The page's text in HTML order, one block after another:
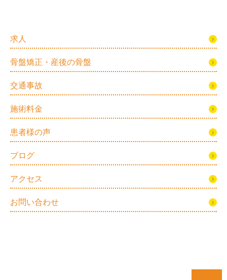
求人
骨盤矯正・産後の骨盤
交通事故
施術料金
患者様の声
ブログ
アクセス
お問い合わせ